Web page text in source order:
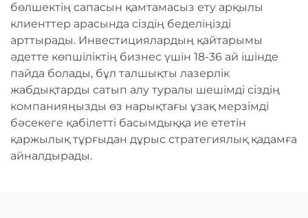
бөлшектің сапасын қамтамасыз ету арқылы
клиенттер арасында сіздің беделіңізді
арттырады. Инвестициялардың қайтарымы
әдетте көпшіліктің бизнес үшін 18-36 ай ішінде
пайда болады, бұл талшықты лазерлік
жабдықтарды сатып алу туралы шешімді сіздің
компанияңызды өз нарықтағы ұзақ мерзімді
бәсекеге қабілетті басымдыққа ие ететін
қаржылық тұрғыдан дұрыс стратегиялық қадамға
айналдырады.